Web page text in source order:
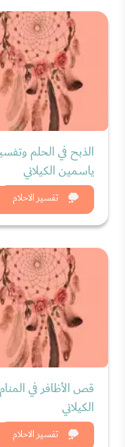
تفسير الاحلام
الذبح في الحلم
ياسمين الكيلاني
شاهد الان
تفسير الاحلام
قص الأظافر في
الكيلاني
شاهد الان